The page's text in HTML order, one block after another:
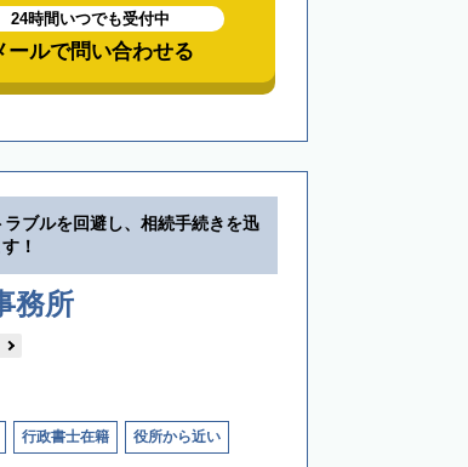
24時間いつでも受付中
ールで問い合わせる
ラブルを回避し、相続手続きを迅
！
務所
行政書士在籍 役所から近い